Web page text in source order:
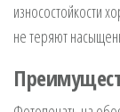
износостойкости
не теряют